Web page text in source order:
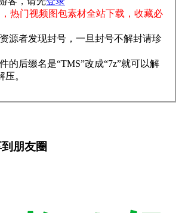
热门视频图包素材全站下载，收藏必
源者发现封号，一旦封号不解封请珍
的后缀名是“TMS”改成“7z”就可以解
。
朋友圈